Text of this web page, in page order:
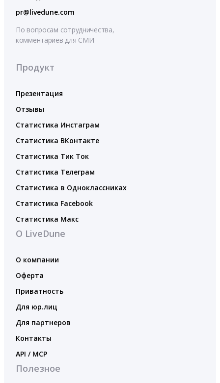
pr@livedune.com
По вопросам сотрудничества,
комментариев для СМИ
Продукт
Презентация
Отзывы
Статистика Инстаграм
Статистика ВКонтакте
Статистика Тик Ток
Статистика Телеграм
Статистика в Одноклассниках
Статистика Facebook
Статистика Макс
О LiveDune
О компании
Оферта
Приватность
Для юр.лиц
Для партнеров
Контакты
API / MCP
Полезное